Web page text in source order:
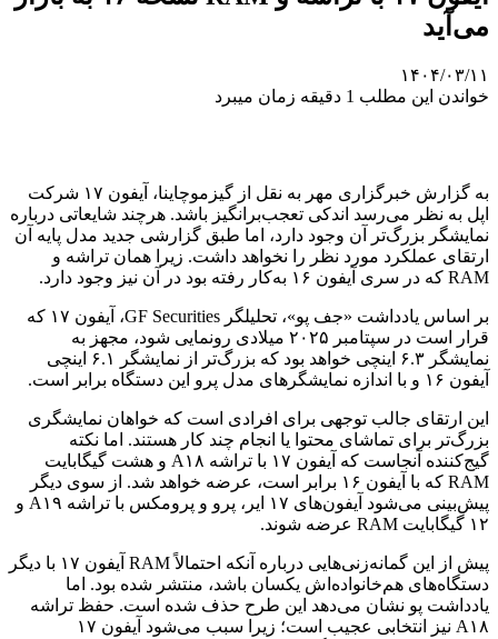
می‌آید
۱۴۰۴/۰۳/۱۱
خواندن این مطلب 1 دقیقه زمان میبرد
به گزارش خبرگزاری مهر به نقل از گیزموچاینا، آیفون ۱۷ شرکت
اپل به نظر می‌رسد اندکی تعجب‌برانگیز باشد. هرچند شایعاتی درباره
نمایشگر بزرگ‌تر آن وجود دارد، اما طبق گزارشی جدید مدل پایه آن
ارتقای عملکرد مورد نظر را نخواهد داشت. زیرا همان تراشه و
RAM که در سری آیفون ۱۶ به‌کار رفته بود در آن نیز وجود دارد.
بر اساس یادداشت «جف پو»، تحلیلگر GF Securities، آیفون ۱۷ که
قرار است در سپتامبر ۲۰۲۵ میلادی رونمایی شود، مجهز به
نمایشگر ۶.۳ اینچی خواهد بود که بزرگ‌تر از نمایشگر ۶.۱ اینچی
آیفون ۱۶ و با اندازه نمایشگرهای مدل پرو این دستگاه برابر است.
این ارتقای جالب توجهی برای افرادی است که خواهان نمایشگری
بزرگ‌تر برای تماشای محتوا یا انجام چند کار هستند. اما نکته
گیج‌کننده آنجاست که آیفون ۱۷ با تراشه A۱۸ و هشت گیگابایت
RAM که با آیفون ۱۶ برابر است، عرضه خواهد شد. از سوی دیگر
پیش‌بینی می‌شود آیفون‌های ۱۷ ایر، پرو و پرومکس با تراشه A۱۹ و
۱۲ گیگابایت RAM عرضه شوند.
پیش از این گمانه‌زنی‌هایی درباره آنکه احتمالاً RAM آیفون ۱۷ با دیگر
دستگاه‌های هم‌خانواده‌اش یکسان باشد، منتشر شده بود. اما
یادداشت پو نشان می‌دهد این طرح حذف شده است. حفظ تراشه
A۱۸ نیز انتخابی عجیب است؛ زیرا سبب می‌شود آیفون ۱۷